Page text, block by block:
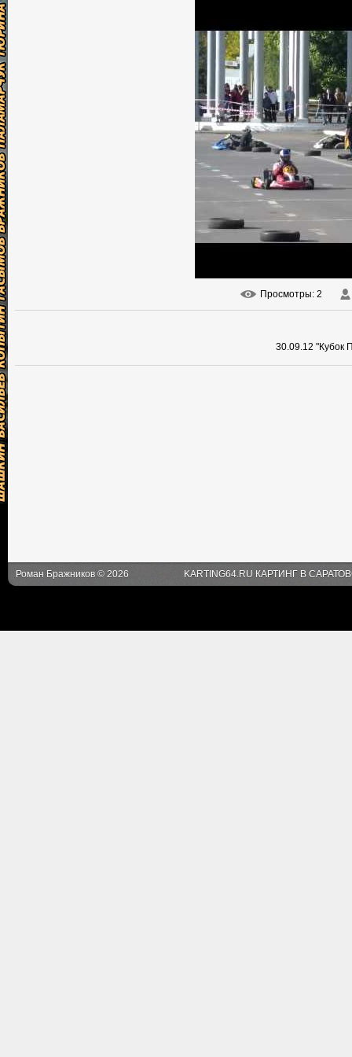
Просмотры: 2
30.09.12 "Кубок
Роман Бражников © 2026 KARTING64.RU КАРТИНГ В